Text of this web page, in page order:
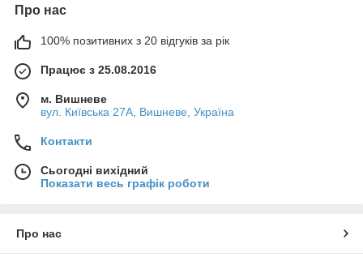
Про нас
100% позитивних з 20 відгуків за рік
Працює з 25.08.2016
м. Вишневе
вул. Київська 27А, Вишневе, Україна
Контакти
Сьогодні вихідний
Показати весь графік роботи
Про нас